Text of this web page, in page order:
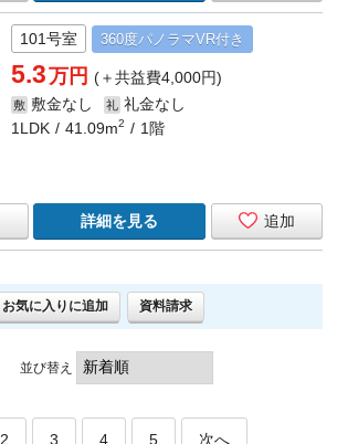
101号室 360度パノラマVR付き
5.3万円(＋共益費4,000円)
敷 敷金なし 礼 礼金なし
1LDK
41.09m2 1階
追加
詳細を見る
お気に入りに追加 資料請求
並び替え
2 3 4 5 次へ